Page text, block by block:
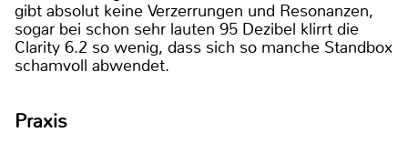
gibt absolut keine Verzerrungen und Resonanzen,
sogar bei schon sehr lauten 95 Dezibel klirrt die
Clarity 6.2 so wenig, dass sich so manche Standbox
schamvoll abwendet.
Praxis